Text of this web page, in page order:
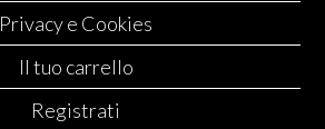
Privacy e Cookies
Il tuo carrello
Registrati